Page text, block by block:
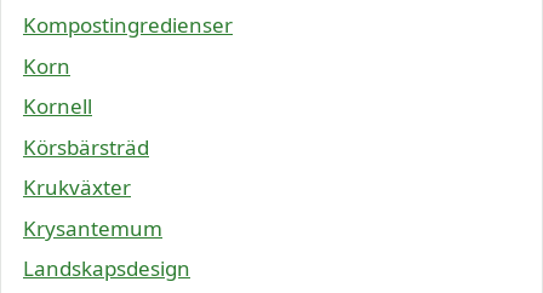
Kompostingredienser
Korn
Kornell
Körsbärsträd
Krukväxter
Krysantemum
Landskapsdesign